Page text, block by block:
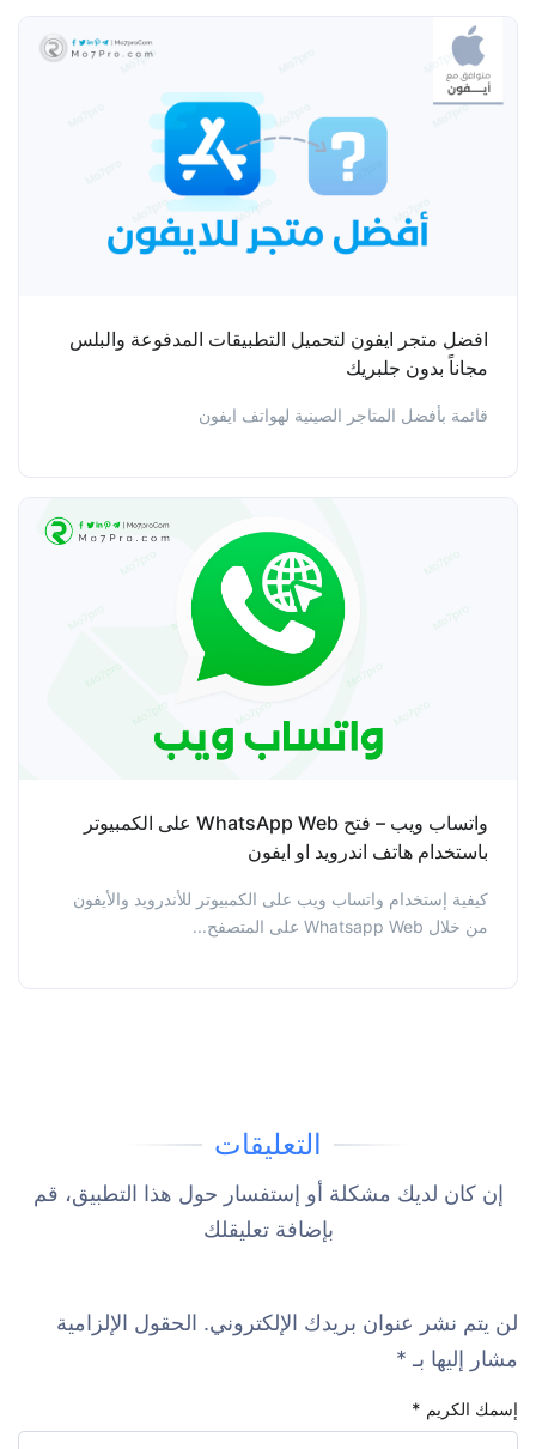
افضل متجر ايفون لتحميل التطبيقات المدفوعة والبلس
مجاناً بدون جلبريك
قائمة بأفضل المتاجر الصينية لهواتف ايفون
واتساب ويب – فتح WhatsApp Web على الكمبيوتر
باستخدام هاتف اندرويد او ايفون
كيفية إستخدام واتساب ويب على الكمبيوتر للأندرويد والأيفون
من خلال Whatsapp Web على المتصفح...
التعليقات
إن كان لديك مشكلة أو إستفسار حول هذا التطبيق، قم
بإضافة تعليقلك
لن يتم نشر عنوان بريدك الإلكتروني. الحقول الإلزامية
مشار إليها بـ *
إسمك الكريم *